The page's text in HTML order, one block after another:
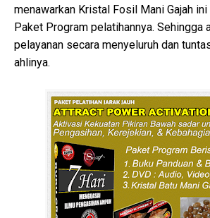
menawarkan Kristal Fosil Mani Gajah
Paket Program pelatihannya. Sehingga
pelayanan secara menyeluruh dan
ahlinya.